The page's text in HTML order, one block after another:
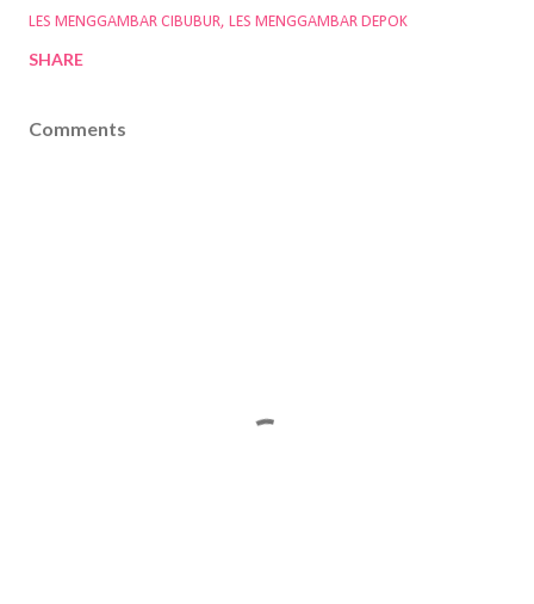
LES MENGGAMBAR CIBUBUR LES MENGGAMBAR DEPOK
SHARE
Comments